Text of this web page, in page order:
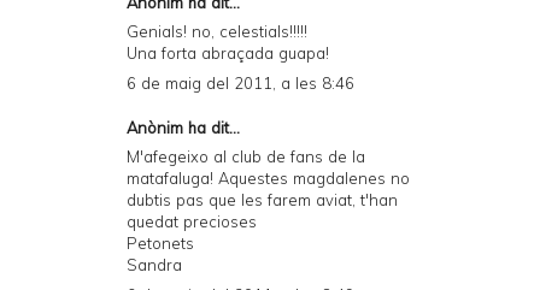
Genials! no, celestials!!!!!
Una forta abraçada guapa!
6 de maig del 2011, a les 8:46
Anònim ha dit...
M'afegeixo al club de fans de la
matafaluga! Aquestes magdalenes no
dubtis pas que les farem aviat, t'han
quedat precioses
Petonets
Sandra